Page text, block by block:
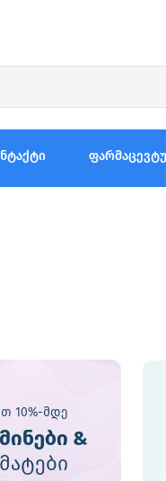
10%-მდე
&